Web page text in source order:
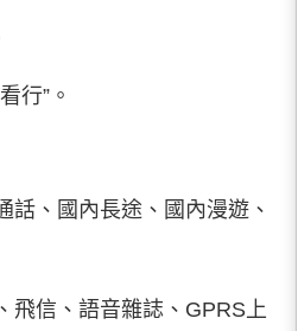
行”。
話、國內長途、國內漫遊、
飛信、語音雜誌、GPRS上